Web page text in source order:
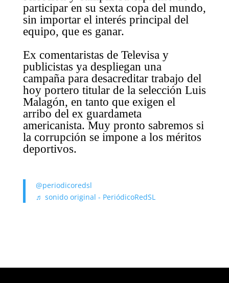
participar en su sexta copa del mundo,
sin importar el interés principal del
equipo, que es ganar.
Ex comentaristas de Televisa y
publicistas ya despliegan una
campaña para desacreditar trabajo del
hoy portero titular de la selección Luis
Malagón, en tanto que exigen el
arribo del ex guardameta
americanista. Muy pronto sabremos si
la corrupción se impone a los méritos
deportivos.
@periodicoredsl
♬ sonido original - PeriódicoRedSL